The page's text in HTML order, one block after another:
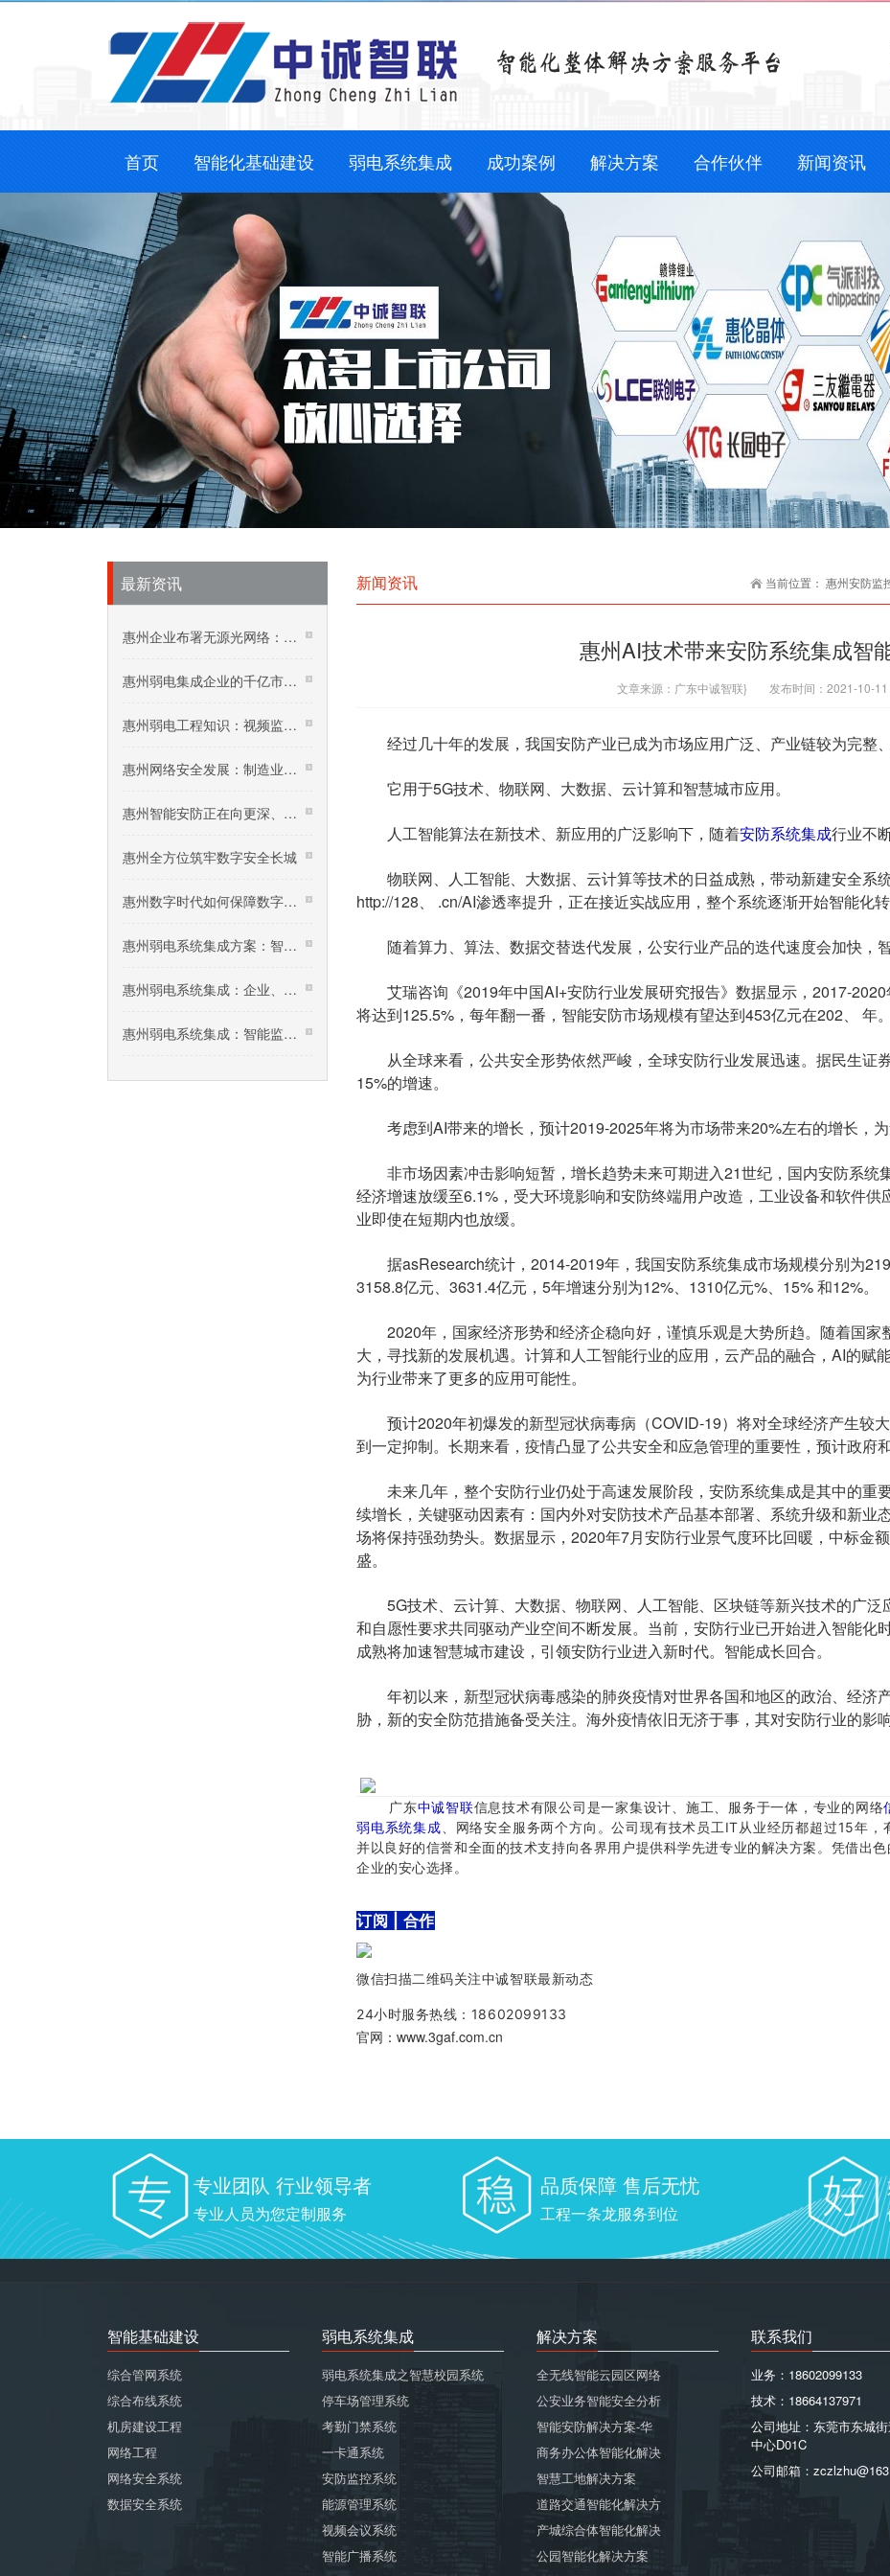
首页 智能化基础建设 弱电系统集成 成功案例 解决方案 合作伙伴 新闻资讯
当前位置： 惠州安防监
新闻资讯
惠州AI技术带来安防系统集成智
文章来源： 广东中诚智联} 发布时间： 2021-10-
经过几十年的发展，我国安防产业已成为市场应用广泛、产业链较为完整
它用于5G技术、物联网、大数据、云计算和智慧城市应用。
人工智能算法在新技术、新应用的广泛影响下，随着安防系统集成行业不
物联网、人工智能、大数据、云计算等技术的日益成熟，带动新建安全系
http://128、 .cn/AI渗透率提升，正在接近实战应用，整个系统逐渐开始智能化
随着算力、算法、数据交替迭代发展，公安行业产品的迭代速度会加快，智
艾瑞咨询《2019年中国AI+安防行业发展研究报告》数据显示，2017-2020
将达到125.5%，每年翻一番，智能安防市场规模有望达到453亿元在202、 年。
从全球来看，公共安全形势依然严峻，全球安防行业发展迅速。据民生证
15%的增速。
考虑到AI带来的增长，预计2019-2025年将为市场带来20%左右的增长，为
非市场因素冲击影响短暂，增长趋势未来可期进入21世纪，国内安防系统
经济增速放缓至6.1%，受大环境影响和安防终端用户改造，工业设备和软件
业即使在短期内也放缓。
据asResearch统计，2014-2019年，我国安防系统集成市场规模分别为
3158.8亿元、3631.4亿元，5年增速分别为12%、1310亿元%、15% 和12%。
2020年，国家经济形势和经济企稳向好，谨慎乐观是大势所趋。随着国家
大，寻找新的发展机遇。计算和人工智能行业的应用，云产品的融合，AI的赋
为行业带来了更多的应用可能性。
预计2020年初爆发的新型冠状病毒病（COVID-19）将对全球经济产生较
到一定抑制。长期来看，疫情凸显了公共安全和应急管理的重要性，预计政府
未来几年，整个安防行业仍处于高速发展阶段，安防系统集成是其中的重
续增长，关键驱动因素有：国内外对安防技术产品基本部署、系统升级和新业
场将保持强劲势头。数据显示，2020年7月安防行业景气度环比回暖，中标金
盛。
5G技术、云计算、大数据、物联网、人工智能、区块链等新兴技术的广泛
和自愿性要求共同驱动产业空间不断发展。当前，安防行业已开始进入智能化
成熟将加速智慧城市建设，引领安防行业进入新时代。智能成长回合。
年初以来，新型冠状病毒感染的肺炎疫情对世界各国和地区的政治、经济
胁，新的安全防范措施备受关注。海外疫情依旧无济于事，其对安防行业的影
​广东中诚智联信息技术有限公司是一家集设计、施工、服务于一体，专业的网络
弱电系统集成 、网络安全服务两个方向。公司现有技术员工IT从业经历都超过15年，
并以良好的信誉和全面的技术支持向各界用户提供科学先进专业的解决方案。 凭借出
企业的安心选择。
订阅 | 合作
微信扫描二维码关注中诚智联最新动态
24小时服务热线：18602099133
官网：www.3gaf.com.cn
最新资讯
惠州企业布署无源光网络：五年投资回报率达192%
惠州弱电集成企业的千亿市场：核酸采样机器人
惠州弱电工程知识：视频监控在高温下要怎么保养？
惠州网络安全发展：制造业网络安全价值增加迅速
惠州智能安防正在向更深、更广领域迈进
惠州全方位筑牢数字安全长城
惠州数字时代如何保障数字资源安全？
惠州弱电系统集成方案：智慧安防平安小区建设，社
惠州弱电系统集成：企业、园区无线WLAN网络建设规划
惠州弱电系统集成：智能监控系统技术交底
专业团队 行业领导者
专业人员为您定制服务
品质保障 售后无忧
工程一条龙服务到位
智能基础建设
综合管网系统
综合布线系统
机房建设工程
网络工程
网络安全系统
数据安全系统
弱电系统集成
弱电系统集成之智慧校园系统
停车场管理系统
考勤门禁系统
一卡通系统
安防监控系统
能源管理系统
视频会议系统
智能广播系统
解决方案
全无线智能云园区网络
公安业务智能安全分析
智能安防解决方案-华
商务办公体智能化解决
智慧工地解决方案
道路交通智能化解决方
产城综合体智能化解决
公园智能化解决方案
联系我们
业务：18602099133
技术：18664137971
公司地址：东莞市东城
中心D01C
公司邮箱：